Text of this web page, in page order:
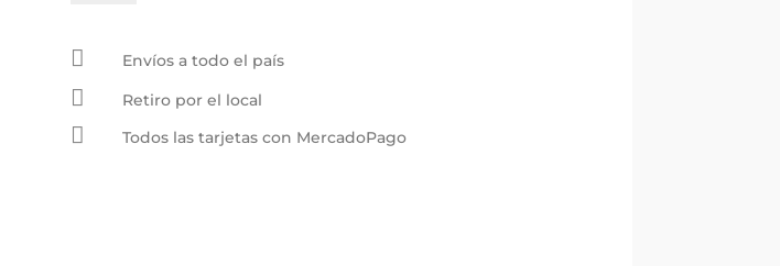
-
cantidad
 Envíos a todo el país
 Retiro por el local
 Todos las tarjetas con MercadoPago